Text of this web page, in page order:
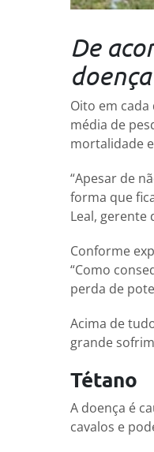
De
Oito em
média de
mortalidade
“Apesar de
forma que
Leal, gerente
Conforme
“Como
perda de
Acima de
grande
Tétano
A doença é
cavalos e